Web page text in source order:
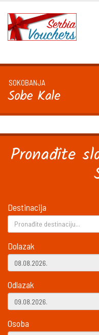
SOKOBANJA
Sobe Kale
Pronađite
Destinacija
Pronađite destinaciju...
Dolazak
Odlazak
Osoba